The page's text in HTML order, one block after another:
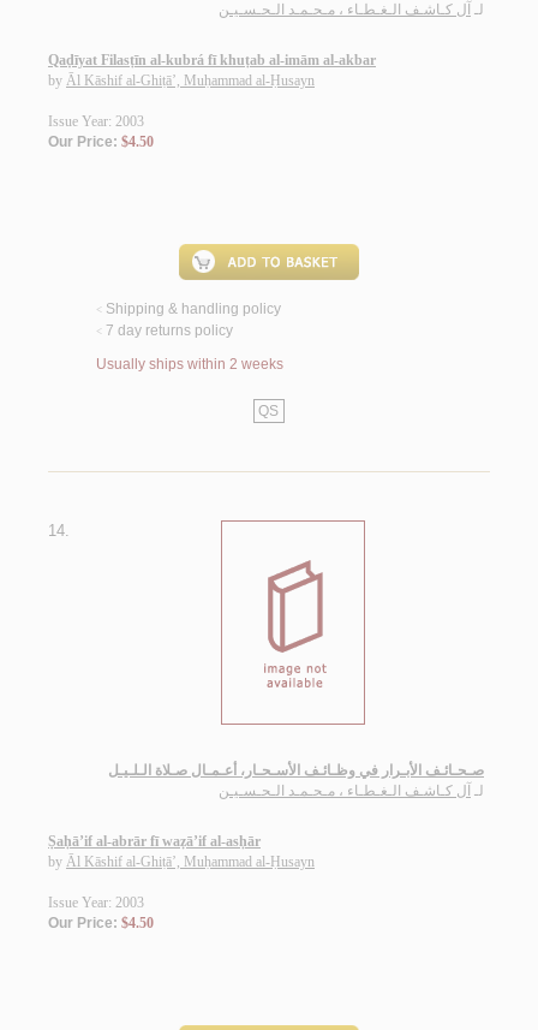
لـ آل كـاشـف الـغـطـاء ، مـحـمـد الـحـسـيـن
Qaḍīyat Filasṭīn al-kubrá fī khuṭab al-imām al-akbar
by Āl Kāshif al-Ghiṭā’, Muḥammad al-Ḥusayn
Issue Year: 2003
Our Price: $4.50
< Shipping & handling policy
< 7 day returns policy
Usually ships within 2 weeks
QS
14.
صـحـائـف الأبـرار في وظـائـف الأسـحـار، أعـمـال صـلاة الـلـيـل
لـ آل كـاشـف الـغـطـاء ، مـحـمـد الـحـسـيـن
Ṣaḥā’if al-abrār fī waẓā’if al-asḥār
by Āl Kāshif al-Ghiṭā’, Muḥammad al-Ḥusayn
Issue Year: 2003
Our Price: $4.50